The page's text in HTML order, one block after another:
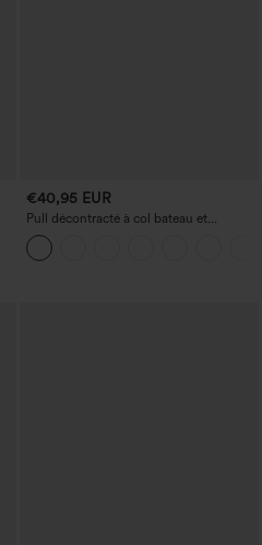
€40,95 EUR
Pull décontracté à col bateau et
manches chauve-souris